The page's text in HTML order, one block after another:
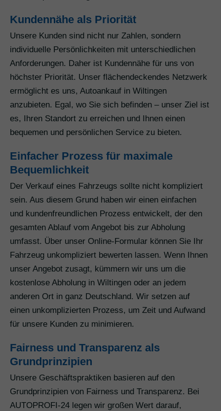
Kundennähe als Priorität
Unsere Kunden sind nicht nur Zahlen, sondern
individuelle Persönlichkeiten mit unterschiedlichen
Anforderungen. Daher ist Kundennähe für uns von
höchster Priorität. Unser flächendeckendes Netzwerk
ermöglicht es uns, Autoankauf in Wiltingen
anzubieten. Egal, wo Sie sich befinden – unser Ziel ist
es, Ihren Standort zu erreichen und Ihnen einen
bequemen und persönlichen Service zu bieten.
Einfacher Prozess für maximale
Bequemlichkeit
Der Verkauf eines Fahrzeugs sollte nicht kompliziert
sein. Aus diesem Grund haben wir einen einfachen
und kundenfreundlichen Prozess entwickelt, der den
gesamten Ablauf vom Angebot bis zur Abholung
umfasst. Über unser Online-Formular können Sie Ihr
Fahrzeug unkompliziert bewerten lassen. Wenn Ihnen
unser Angebot zusagt, kümmern wir uns um die
kostenlose Abholung in Wiltingen oder an jedem
anderen Ort in ganz Deutschland. Wir setzen auf
einen unkomplizierten Prozess, um Zeit und Aufwand
für unsere Kunden zu minimieren.
Fairness und Transparenz als
Grundprinzipien
Unsere Geschäftspraktiken basieren auf den
Grundprinzipien von Fairness und Transparenz. Bei
AUTOPROFI-24 legen wir großen Wert darauf,